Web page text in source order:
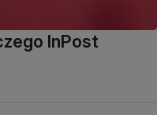
InPost